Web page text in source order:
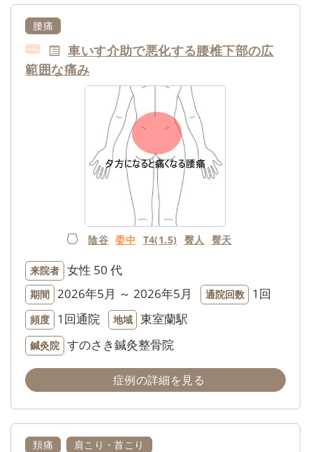
腰痛
NEW
車いす介助で悪化する腰椎下部の広
範囲な痛み
陰谷 委中 T4(1.5) 臀人 臀天
来院者 女性 50 代
期間 2026年5月 ～ 2026年5月 通院回数 1回
頻度 1回通院 地域 東室蘭駅
鍼灸院 すのさき鍼灸整骨院
症例の詳細を見る
頚痛 肩こり・首こり